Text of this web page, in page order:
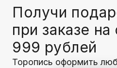
Получи
при заказе
999 рублей
Торопись оформить